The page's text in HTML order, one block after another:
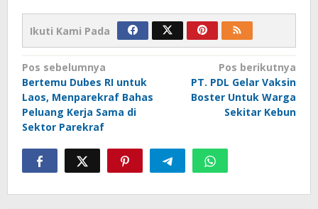
Ikuti Kami Pada
Navigasi
pos
Pos sebelumnya
Bertemu Dubes RI untuk
Laos, Menparekraf Bahas
Peluang Kerja Sama di
Sektor Parekraf
Pos berikutnya
PT. PDL Gelar Vaksin
Boster Untuk Warga
Sekitar Kebun